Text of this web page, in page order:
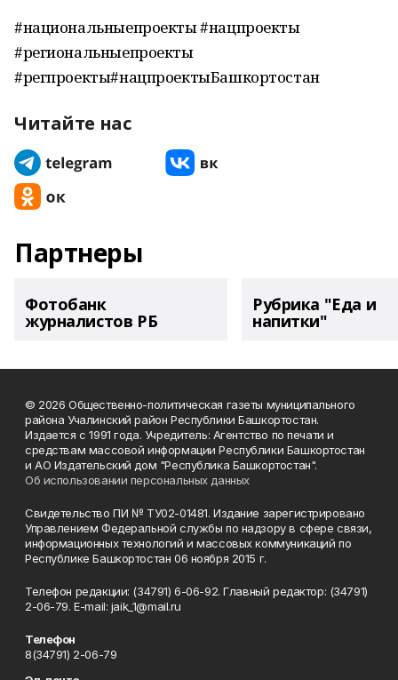
#национальныепроекты #нацпроекты
#региональныепроекты
#регпроекты#нацпроектыБашкортостан
Читайте нас
Партнеры
Фотобанк
журналистов РБ
Рубрика "Еда и
напитки"
© 2026 Общественно-политическая газеты муниципального
района Учалинский район Республики Башкортостан.
Издается с 1991 года. Учредитель: Агентство по печати и
средствам массовой информации Республики Башкортостан
и АО Издательский дом "Республика Башкортостан".
Об использовании персональных данных
Свидетельство ПИ № ТУ02-01481. Издание зарегистрировано
Управлением Федеральной службы по надзору в сфере связи,
информационных технологий и массовых коммуникаций по
Республике Башкортостан 06 ноября 2015 г.
Телефон редакции: (34791) 6-06-92. Главный редактор: (34791)
2-06-79. Е-mаil: jaik_1@mail.ru
Телефон
8(34791) 2-06-79